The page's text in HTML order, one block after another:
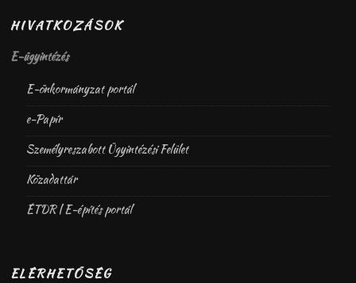
HIVATKOZÁSOK
E-ügyintézés
E-önkormányzat portál
e-Papír
Személyreszabott Ügyintézési Felület
Közadattár
ÉTDR | E-építés portál
ELÉRHETŐSÉG